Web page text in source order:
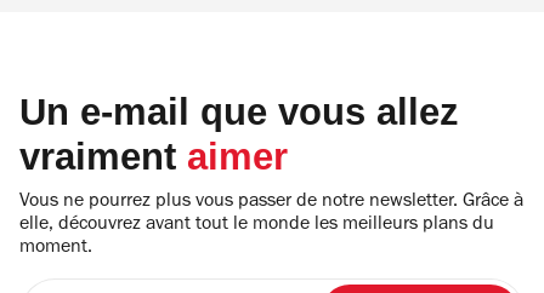
Un e-mail que vous allez
vraiment aimer
Vous ne pourrez plus vous passer de notre newsletter. Grâce à
elle, découvrez avant tout le monde les meilleurs plans du
moment.